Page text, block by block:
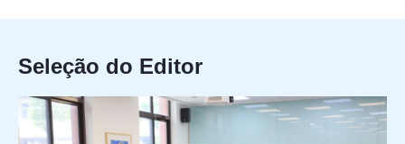
Seleção do Editor